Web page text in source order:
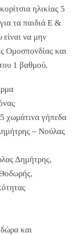
ηλικίας 5
τα παιδιά Ε &
να μην
Ομοσπονδίας και
1 βαθμού.
χωμάτινα γήπεδα
– Νούλας
Δημήτρης,
και